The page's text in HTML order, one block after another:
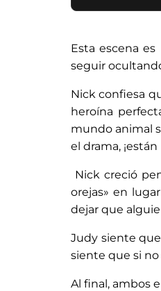
Esta escena
seguir
Nick confiesa
heroína
mundo animal
el drama,
Nick creció
orejas» en
dejar que
Judy siente
siente que si no
Al final, ambos